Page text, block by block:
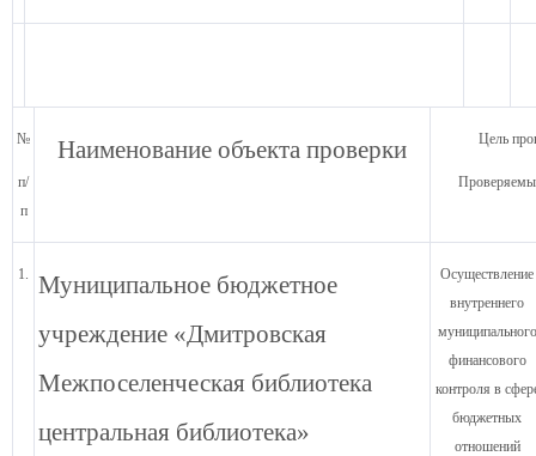
№
п/
п
Наименование объекта проверки Цель
1.
Муниципальное бюджетное
учреждение «Дмитровская
Межпоселенческая библиотека
центральная библиотека»
Осуществление
внутреннего
муниципального
финансового
контроля в
бюджетных
отношений